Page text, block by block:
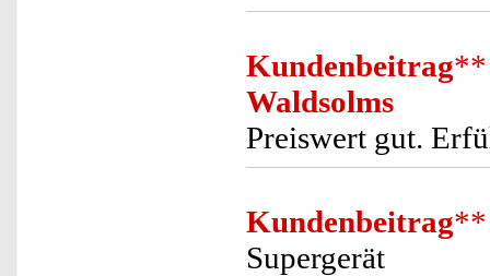
Kundenbeitrag**
Waldsolms
Preiswert gut.
Kundenbeitrag**
Supergerät